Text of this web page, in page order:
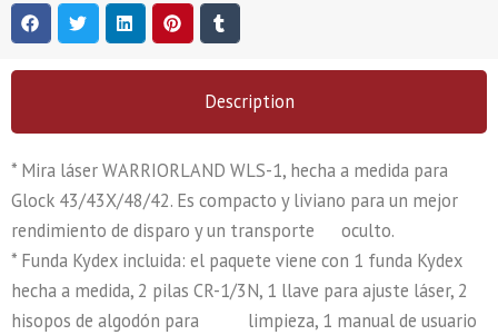
Description
* Mira láser WARRIORLAND WLS-1, hecha a medida para
Glock 43/43X/48/42. Es compacto y liviano para un mejor
rendimiento de disparo y un transporte oculto.
* Funda Kydex incluida: el paquete viene con 1 funda Kydex
hecha a medida, 2 pilas CR-1/3N, 1 llave para ajuste láser, 2
hisopos de algodón para limpieza, 1 manual de usuario